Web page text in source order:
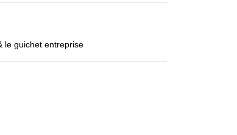
le guichet entreprise